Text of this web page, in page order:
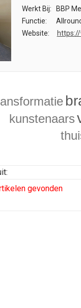
Werkt Bij:
BBP
Functie:
Website:
kunstenaars
gevonden